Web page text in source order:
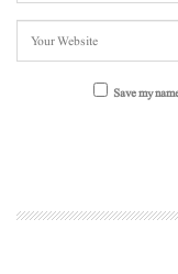
Save my